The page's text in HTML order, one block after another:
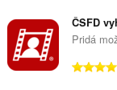
ČSFD
Pridá